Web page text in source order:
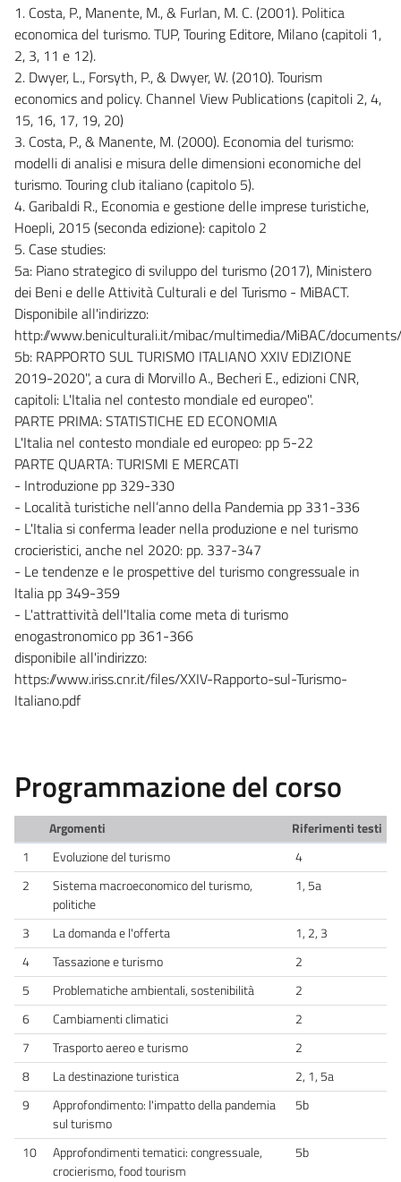
1. Costa, P., Manente, M., & Furlan, M. C. (2001). Politica
economica del turismo. TUP, Touring Editore, Milano (capitoli 1,
2, 3, 11 e 12).
2. Dwyer, L., Forsyth, P., & Dwyer, W. (2010). Tourism
economics and policy. Channel View Publications (capitoli 2, 4,
15, 16, 17, 19, 20)
3. Costa, P., & Manente, M. (2000). Economia del turismo:
modelli di analisi e misura delle dimensioni economiche del
turismo. Touring club italiano (capitolo 5).
4. Garibaldi R., Economia e gestione delle imprese turistiche,
Hoepli, 2015 (seconda edizione): capitolo 2
5. Case studies:
5a: Piano strategico di sviluppo del turismo (2017), Ministero
dei Beni e delle Attività Culturali e del Turismo - MiBACT.
Disponibile all'indirizzo:
http://www.beniculturali.it/mibac/multimedia/MiBAC/
5b: RAPPORTO SUL TURISMO ITALIANO XXIV EDIZIONE
2019-2020", a cura di Morvillo A., Becheri E., edizioni CNR,
capitoli: L'Italia nel contesto mondiale ed europeo".
PARTE PRIMA: STATISTICHE ED ECONOMIA
L'Italia nel contesto mondiale ed europeo: pp 5-22
PARTE QUARTA: TURISMI E MERCATI
- Introduzione pp 329-330
- Località turistiche nell’anno della Pandemia pp 331-336
- L'Italia si conferma leader nella produzione e nel turismo
crocieristici, anche nel 2020: pp. 337-347
- Le tendenze e le prospettive del turismo congressuale in
Italia pp 349-359
- L'attrattività dell'Italia come meta di turismo
enogastronomico pp 361-366
disponibile all'indirizzo:
https://www.iriss.cnr.it/files/XXIV-Rapporto-sul-Turismo-
Italiano.pdf
Programmazione del corso
Argomenti
Riferimenti testi
1
Evoluzione del turismo
4
2
Sistema macroeconomico del turismo,
politiche
1, 5a
3 La domanda e l'offerta
1, 2, 3
4
Tassazione e turismo
2
5
Problematiche ambientali, sostenibilità
2
6
Cambiamenti climatici
2
7
Trasporto aereo e turismo
2
8
La destinazione turistica
2, 1, 5a
9
Approfondimento: l'impatto della pandemia
sul turismo
5b
10
Approfondimenti tematici: congressuale,
crocierismo, food tourism
5b